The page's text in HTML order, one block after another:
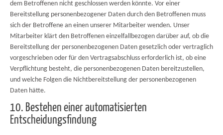
dem Betroffenen nicht geschlossen werden könnte. Vor einer
Bereitstellung personenbezogener Daten durch den Betroffenen muss
sich der Betroffene an einen unserer Mitarbeiter wenden. Unser
Mitarbeiter klärt den Betroffenen einzelfallbezogen darüber auf, ob die
Bereitstellung der personenbezogenen Daten gesetzlich oder vertraglich
vorgeschrieben oder für den Vertragsabschluss erforderlich ist, ob eine
Verpflichtung besteht, die personenbezogenen Daten bereitzustellen,
und welche Folgen die Nichtbereitstellung der personenbezogenen
Daten hätte.
10. Bestehen einer automatisierten
Entscheidungsfindung